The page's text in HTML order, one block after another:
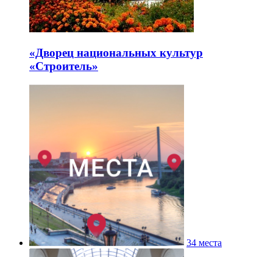
«Дворец национальных культур
«Строитель»
34 места